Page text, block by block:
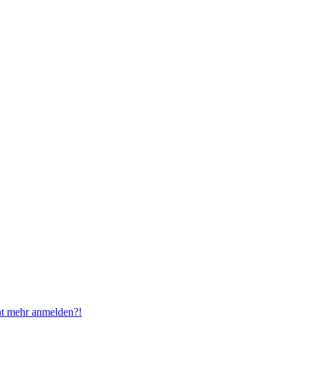
mehr anmelden?!